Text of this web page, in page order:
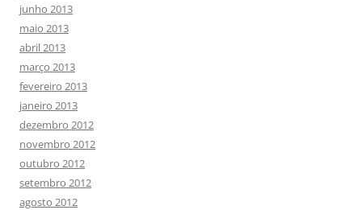
junho 2013
maio 2013
abril 2013
março 2013
fevereiro 2013
janeiro 2013
dezembro 2012
novembro 2012
outubro 2012
setembro 2012
agosto 2012